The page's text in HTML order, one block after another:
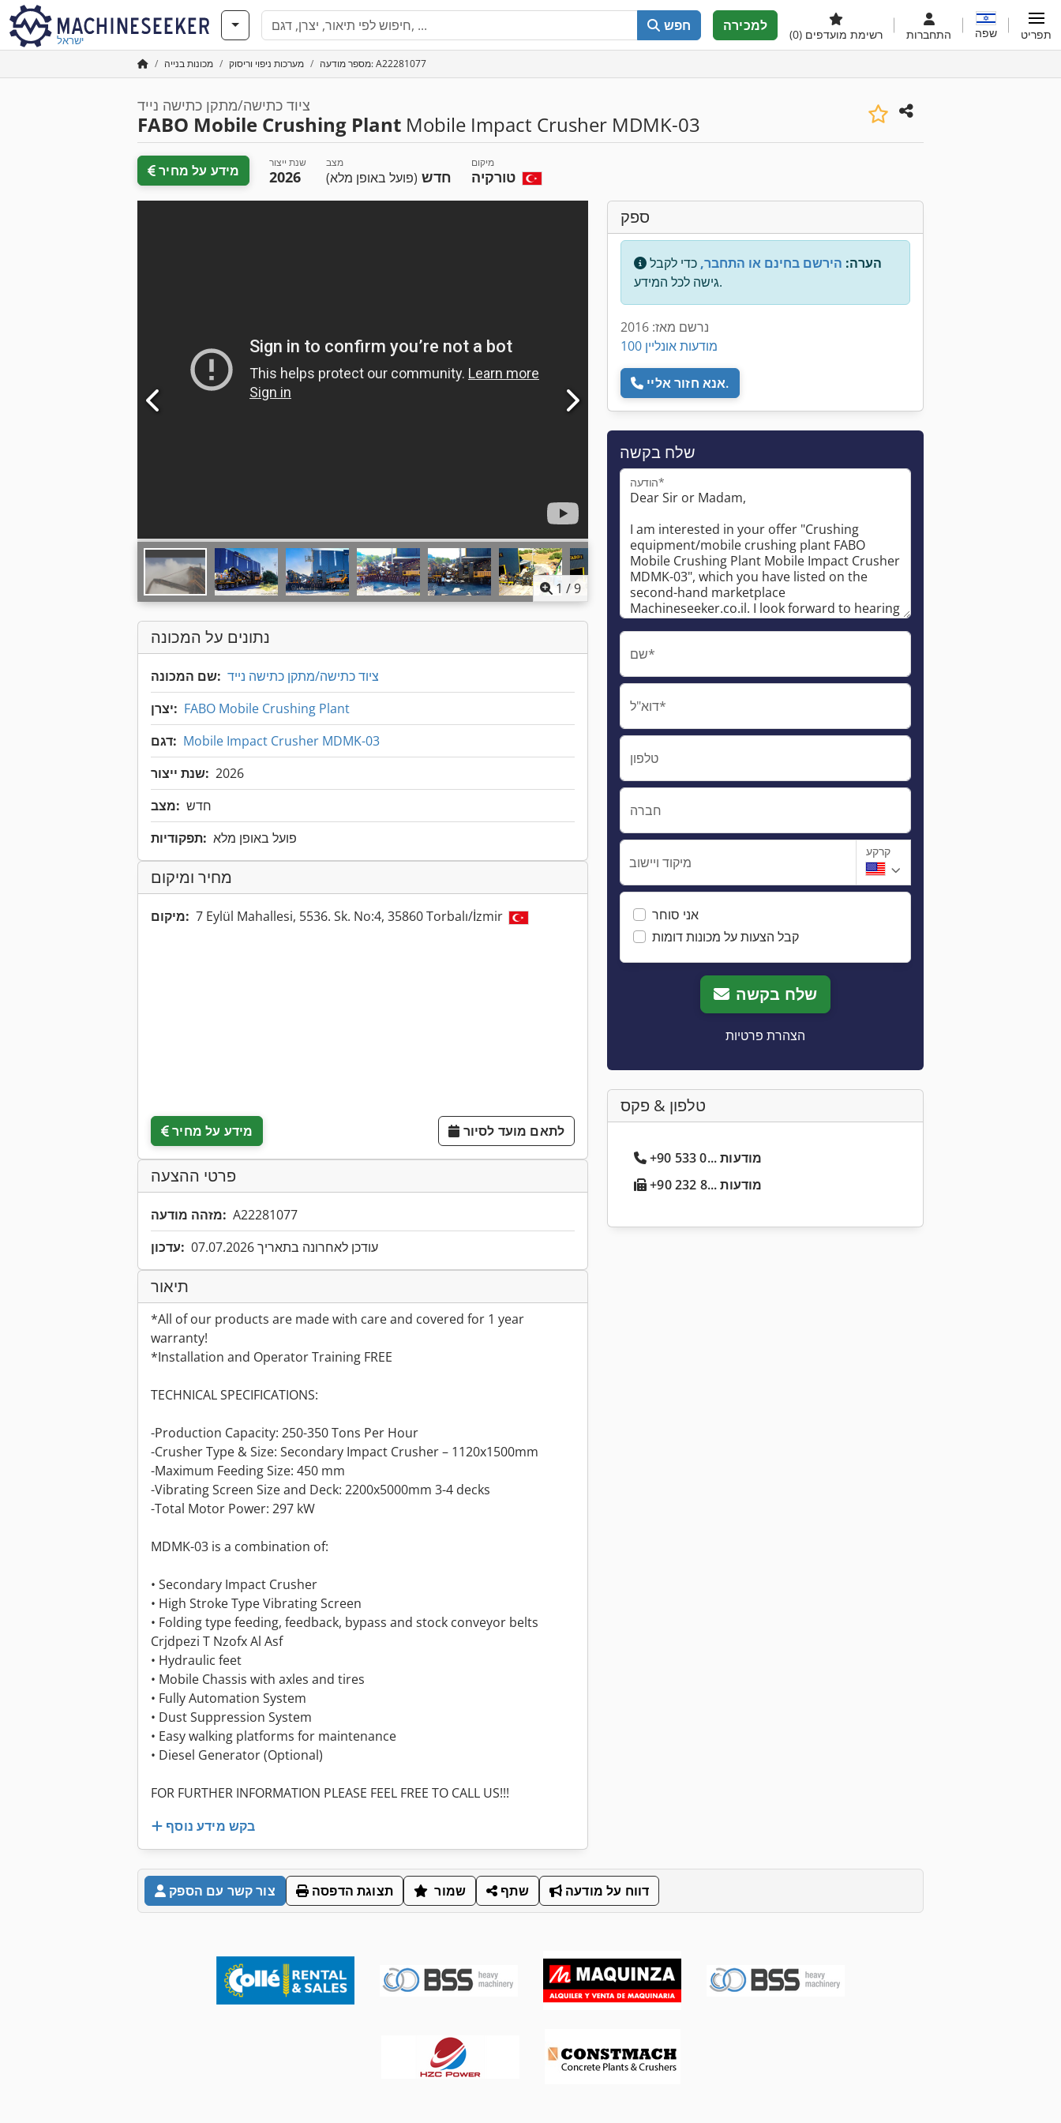
ישראל
חפש למכירה
רשימת מועדפים (0) התחברות שפה תפריט
מכונות בנייה מערכות ניפוי וריסוק מספר מודעה: A22281077
ציוד כתישה/מתקן כתישה נייד
FABO Mobile Crushing Plant Mobile Impact Crusher MDMK-03
מידע על מחיר שנת ייצור
2026
מצב
חדש (פועל באופן מלא)
מיקום
1 /9
נתונים על המכונה
שם המכונה: ציוד כתישה/מתקן כתישה נייד
יצרן: FABO Mobile Crushing Plant
דגם: Mobile Impact Crusher MDMK-03
שנת ייצור: 2026
מצב: חדש
תפקודיות: פועל באופן מלא
מחיר ומיקום
מיקום: 7 Eylül Mahallesi, 5536. Sk. No:4, 35860 Torbalı/İzmir
מידע על מחיר לתאם מועד לסיור
פרטי ההצעה
מזהה מודעה: A22281077
עדכון:
עודכן לאחרונה בתאריך 07.07.2026
תיאור
*All of our products are made with care and covered for 1 year
warranty!
*Installation and Operator Training FREE
TECHNICAL SPECIFICATIONS:
-Production Capacity: 250-350 Tons Per Hour
-Crusher Type & Size: Secondary Impact Crusher – 1120x1500mm
-Maximum Feeding Size: 450 mm
-Vibrating Screen Size and Deck: 2200x5000mm 3-4 decks
-Total Motor Power: 297 kW
MDMK-03 is a combination of:
• Secondary Impact Crusher
• High Stroke Type Vibrating Screen
• Folding type feeding, feedback, bypass and stock conveyor belts
Crjdpezi T Nzofx Al Asf
• Hydraulic feet
• Mobile Chassis with axles and tires
• Fully Automation System
• Dust Suppression System
• Easy walking platforms for maintenance
• Diesel Generator (Optional)
FOR FURTHER INFORMATION PLEASE FEEL FREE TO CALL US!!!
בקש מידע נוסף
ספק
הערה: הירשם בחינם או התחבר, כדי לקבל
גישה לכל המידע.
נרשם מאז: 2016
100 מודעות אונליין
אנא חזור אליי.
שלח בקשה
הודעה*
שם*
דוא"ל*
טלפון
חברה
מיקוד ויישוב
קרקע
אני סוחר
קבל הצעות על מכונות דומות
שלח בקשה
הצהרת פרטיות
טלפון & פקס
+90 533 0... מודעות
+90 232 8... מודעות
צור קשר עם הספק תצוגת הדפסה שמור שתף דווח על מודעה